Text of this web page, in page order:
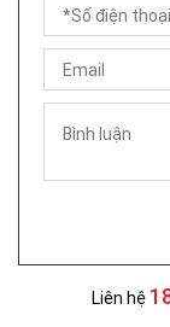
Liên hệ